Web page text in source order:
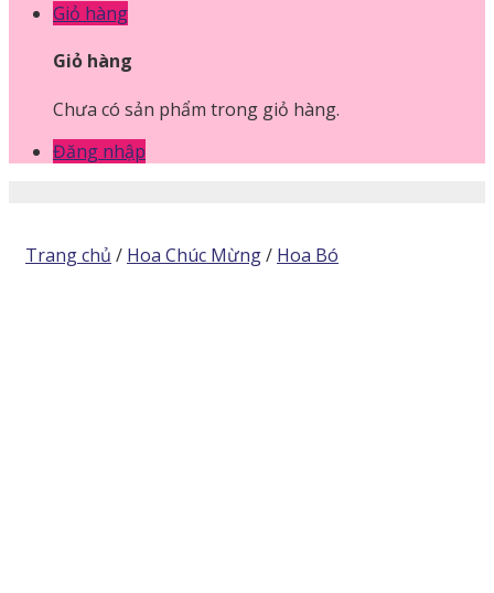
Giỏ hàng
Giỏ hàng
Chưa có sản phẩm trong giỏ hàng.
Đăng nhập
Trang chủ / Hoa Chúc Mừng/ Hoa Bó